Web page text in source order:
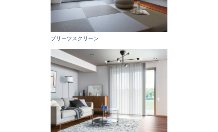
プリーツスクリーン